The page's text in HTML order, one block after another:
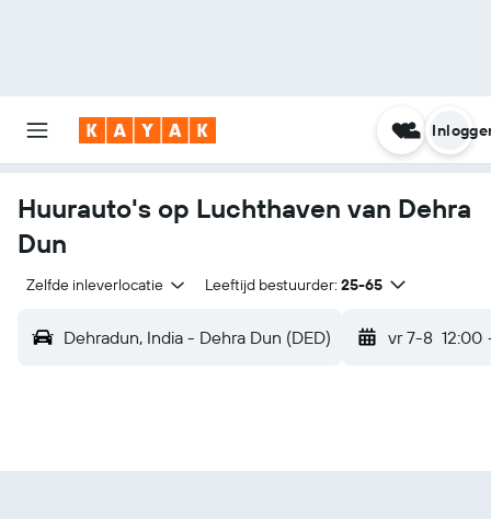
Huurauto's op Luchthaven van Dehra
Dun
Zelfde inleverlocatie Leeftijd bestuurder: 25-65
Dehradun, India - Dehra Dun (DED) vr 7-8 12:00